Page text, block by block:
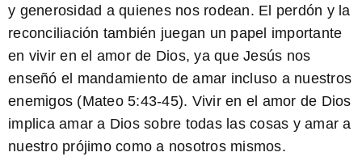
y generosidad a quienes nos rodean. El perdón y la
reconciliación también juegan un papel importante
en vivir en el amor de Dios, ya que Jesús nos
enseñó el mandamiento de amar incluso a nuestros
enemigos (Mateo 5:43-45). Vivir en el amor de Dios
implica amar a Dios sobre todas las cosas y amar a
nuestro prójimo como a nosotros mismos.